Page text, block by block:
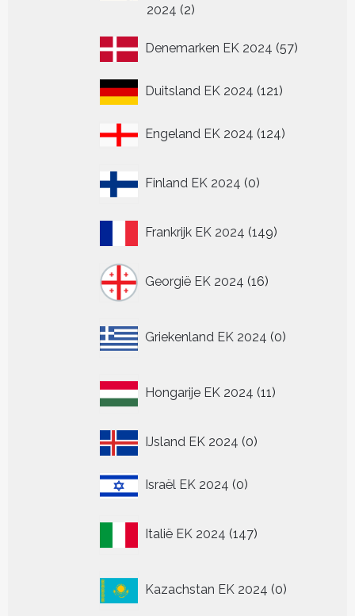
2024 22
Denemarken EK 2024 5757
Duitsland EK 2024 121121
Engeland EK 2024 124124
Finland EK 2024 0
producten
Frankrijk EK 2024 149149
Georgië EK 2024 16
producten
Griekenland EK 2024 0
producten
Hongarije EK 2024 11
producten
IJsland EK 2024 00
Israël EK 2024 00
Italië EK 2024 147
producten
Kazachstan EK 2024 0
producten